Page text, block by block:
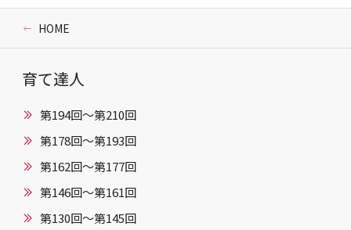
HOME
育て達人
第194回～第210回
第178回～第193回
第162回～第177回
第146回〜第161回
第130回〜第145回